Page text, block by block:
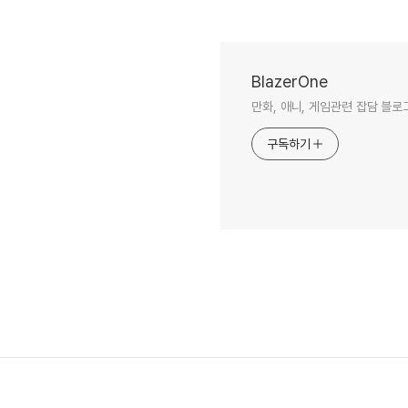
BlazerOne
만화, 애니, 게임관련 잡담 블로
구독하기